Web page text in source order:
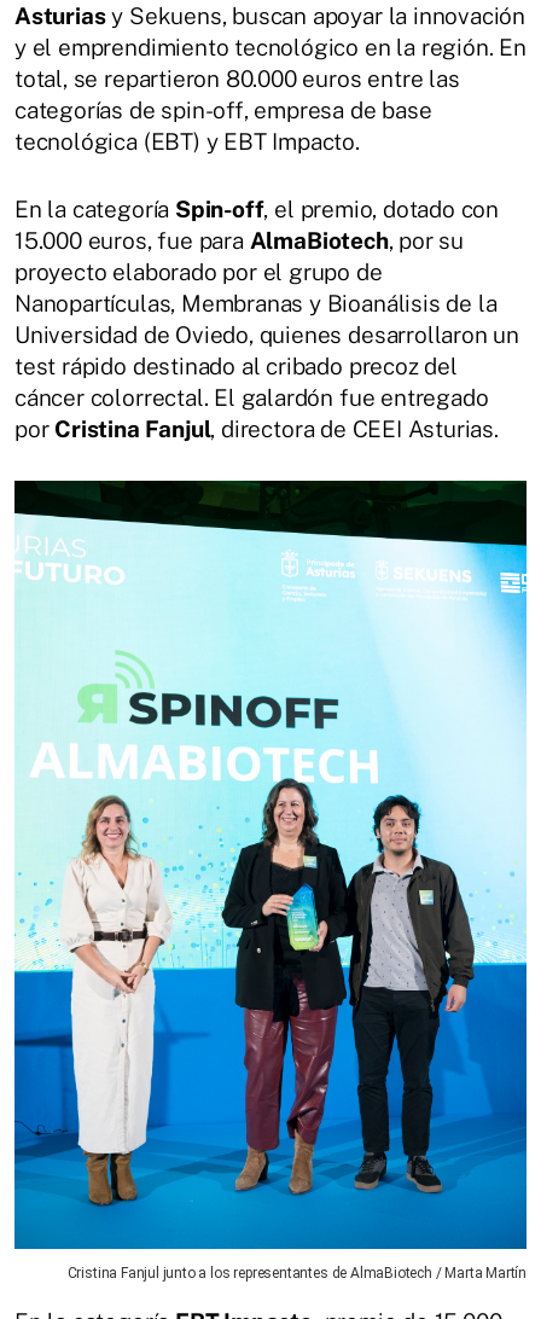
Asturiasy Sekuens, buscan apoyar la innovación
y el emprendimiento tecnológico en la región. En
total, se repartieron 80.000 euros entre las
categorías de spin-off, empresa de base
tecnológica (EBT) y EBT Impacto.
En la categoría Spin-off, el premio, dotado con
15.000 euros, fue para AlmaBiotech, por su
proyecto elaborado por el grupo de
Nanopartículas, Membranas y Bioanálisis de la
Universidad de Oviedo, quienes desarrollaron un
test rápido destinado al cribado precoz del
cáncer colorrectal. El galardón fue entregado
por Cristina Fanjul, directora de CEEI Asturias.
Cristina Fanjul junto a los representantes de AlmaBiotech / Marta Martín